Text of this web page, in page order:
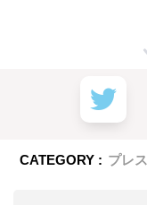
CATEGORY : プレ